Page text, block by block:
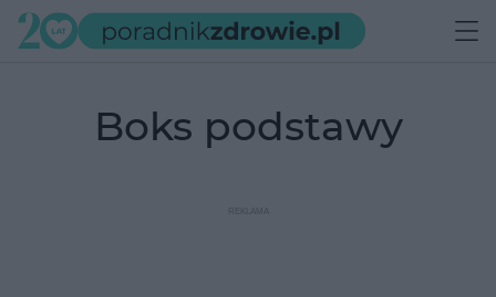
boks podstawy